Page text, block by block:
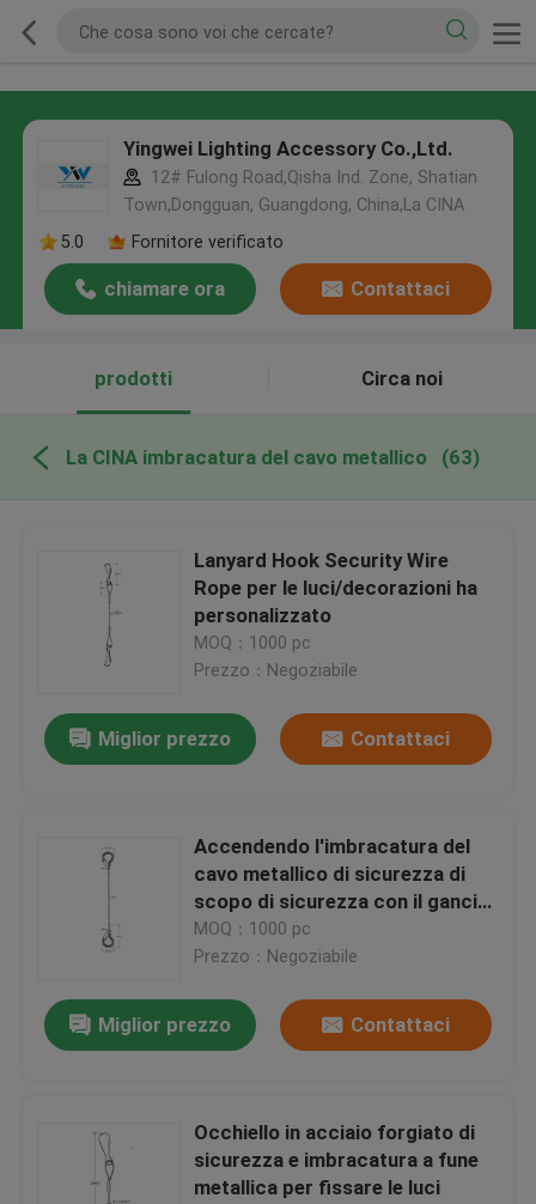
Yingwei Lighting Accessory Co.,Ltd.
12# Fulong Road,Qisha Ind. Zone, Shatian
Town,Dongguan, Guangdong, China,La CINA
5.0
Fornitore verificato
chiamare ora Contattaci
prodotti Circa noi
La CINA imbracatura del cavo metallico (63)
Lanyard Hook Security Wire
Rope per le luci/decorazioni ha
personalizzato
MOQ：1000 pc
Prezzo：Negoziabile
Miglior prezzo Contattaci
Accendendo l'imbracatura del
cavo metallico di sicurezza di
scopo di sicurezza con il gancio
improvviso su entrambi
estremità
MOQ：1000 pc
Prezzo：Negoziabile
Miglior prezzo Contattaci
Occhiello in acciaio forgiato di
sicurezza e imbracatura a fune
metallica per fissare le luci